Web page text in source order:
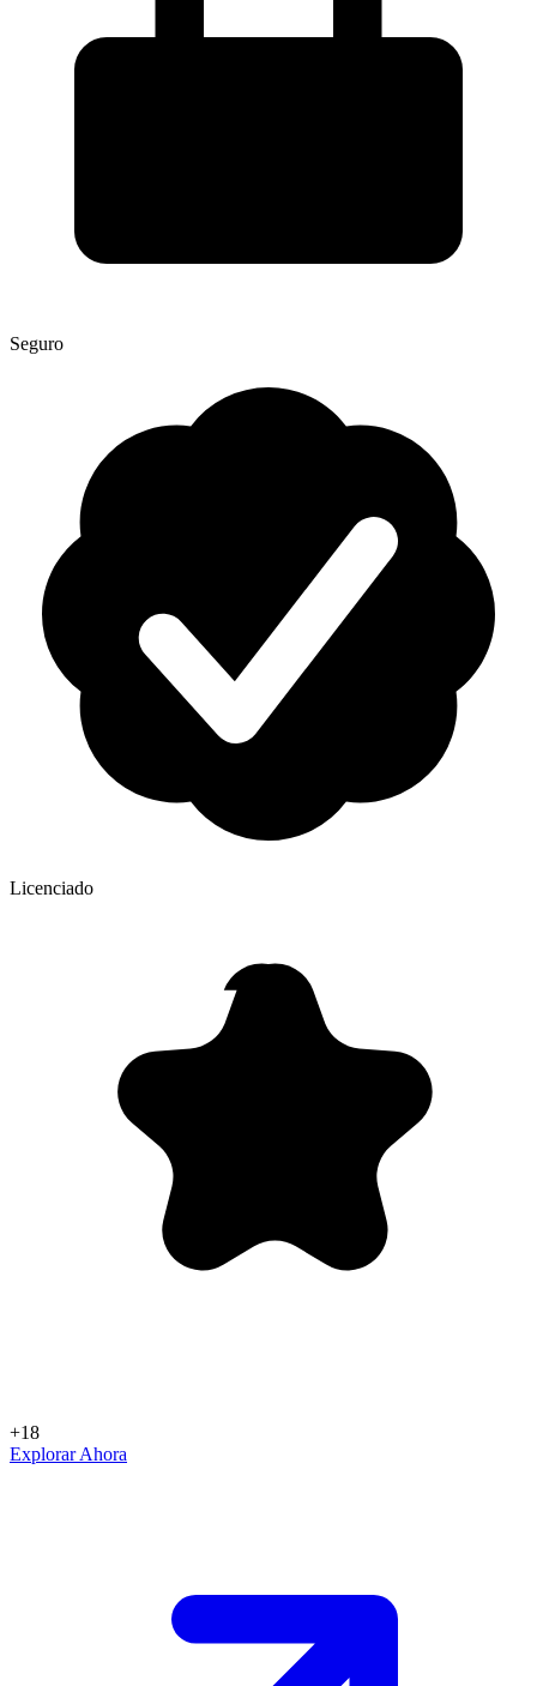
Seguro
Licenciado
+18
Explorar Ahora